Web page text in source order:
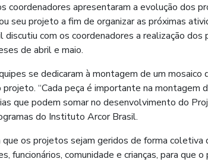
coordenadores apresentaram a evolução dos
seu projeto a fim de organizar as próximas
com os coordenadores a realização
de abril e maio.
se dedicaram à montagem de um
projeto. “Cada peça é importante na montagem
que podem somar no desenvolvimento do
do Instituto Arcor Brasil.
os projetos sejam geridos de forma coletiva
funcionários, comunidade e crianças, para que